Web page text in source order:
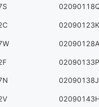
02090123K
02090128A
02090133P
02090138J